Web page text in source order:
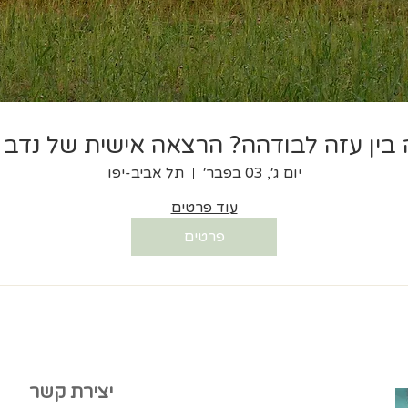
בין עזה לבודהה? הרצאה אישית של נדב
יום ג׳, 03 בפבר׳
תל אביב-יפו
עוד פרטים
פרטים
יצירת קשר